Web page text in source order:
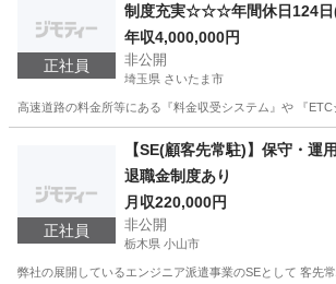
正社員
制度充実☆☆☆年間休日124
年収4,000,000円
非公開
埼玉県 さいたま市
高速道路の料金所等にある『料金収受システム』や 『
さいたま市 品質管理
正社員
【SE(顧客先常駐)】保守・運
退職金制度あり
月収220,000円
非公開
栃木県 小山市
弊社の展開しているエンジニア派遣事業のSEとして 客